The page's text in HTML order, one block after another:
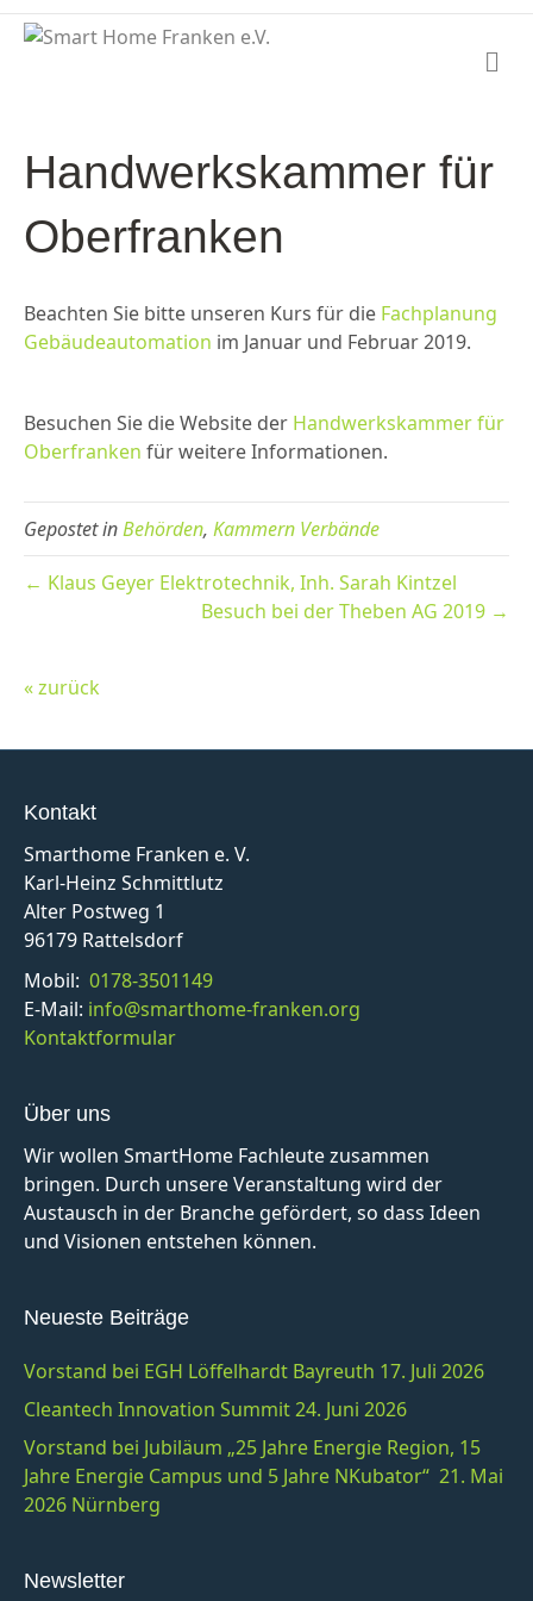
Handwerkskammer für
Oberfranken
Beachten Sie bitte unseren Kurs für die Fachplanung
Gebäudeautomation im Januar und Februar 2019.
Besuchen Sie die Website der Handwerkskammer für
Oberfranken für weitere Informationen.
Gepostet inBehörden, Kammern Verbände
← Klaus Geyer Elektrotechnik, Inh. Sarah Kintzel
Besuch bei der Theben AG 2019 →
« zurück
Kontakt
Smarthome Franken e. V.
Karl-Heinz Schmittlutz
Alter Postweg 1
96179 Rattelsdorf
Mobil: 0178-3501149
E-Mail: info@smarthome-franken.org
Kontaktformular
Über uns
Wir wollen SmartHome Fachleute zusammen
bringen. Durch unsere Veranstaltung wird der
Austausch in der Branche gefördert, so dass Ideen
und Visionen entstehen können.
Neueste Beiträge
Vorstand bei EGH Löffelhardt Bayreuth 17. Juli 2026
Cleantech Innovation Summit 24. Juni 2026
Vorstand bei Jubiläum „25 Jahre Energie Region, 15
Jahre Energie Campus und 5 Jahre NKubator“ 21. Mai
2026 Nürnberg
Newsletter